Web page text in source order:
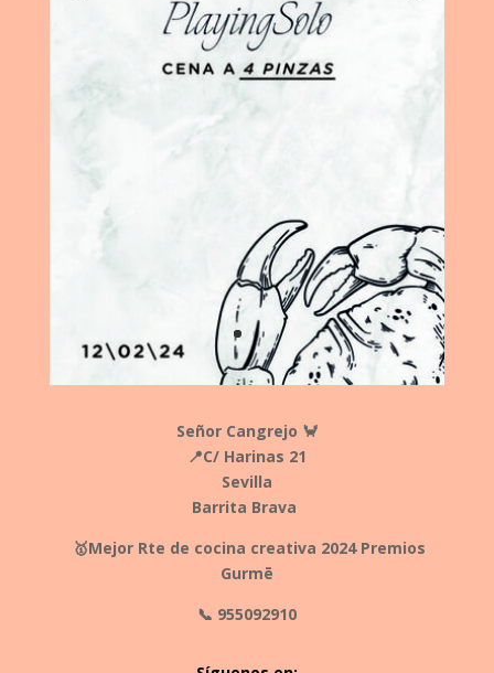
Señor Cangrejo 🦀
📍C/ Harinas 21
Sevilla
Barrita Brava
🥇Mejor Rte de cocina creativa 2024 Premios
Gurmē
📞 955092910